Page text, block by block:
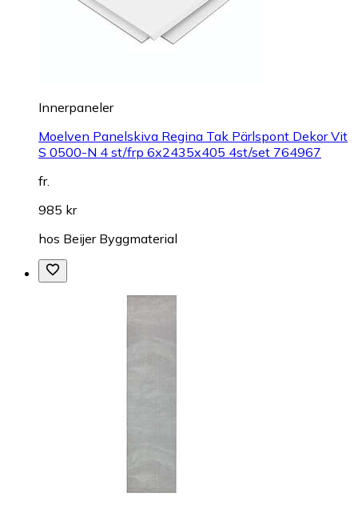
Innerpaneler
Moelven Panelskiva Regina Tak Pärlspont Dekor Vit
S 0500-N 4 st/frp 6x2435x405 4st/set 764967
fr.
985 kr
hos Beijer Byggmaterial